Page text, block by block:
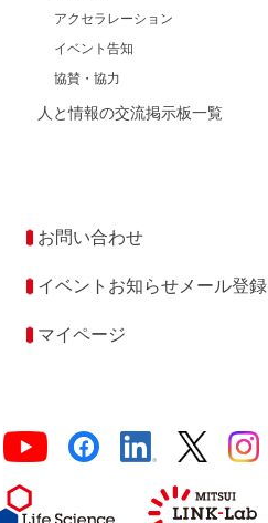
アクセラレーション
イベント告知
協賛・協力
人と情報の交流掲示板一覧
お問い合わせ
イベントお知らせメール登録
マイページ